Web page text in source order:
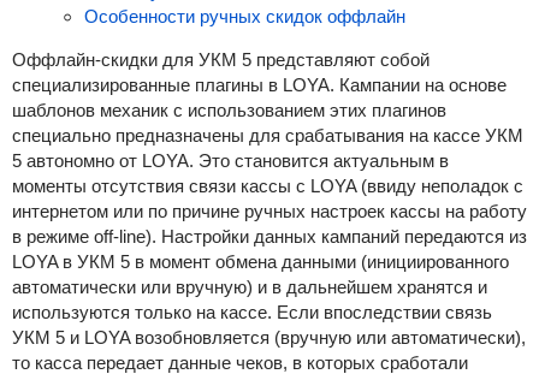
Особенности ручных скидок оффлайн
Оффлайн-скидки для УКМ 5 представляют собой
специализированные плагины в LOYA. Кампании на основе
шаблонов механик с использованием этих плагинов
специально предназначены для срабатывания на кассе УКМ
5 автономно от LOYA. Это становится актуальным в
моменты отсутствия связи кассы с LOYA (ввиду неполадок с
интернетом или по причине ручных настроек кассы на работу
в режиме off-line). Настройки данных кампаний передаются из
LOYA в УКМ 5 в момент обмена данными (инициированного
автоматически или вручную) и в дальнейшем хранятся и
используются только на кассе. Если впоследствии связь
УКМ 5 и LOYA возобновляется (вручную или автоматически),
то касса передает данные чеков, в которых сработали